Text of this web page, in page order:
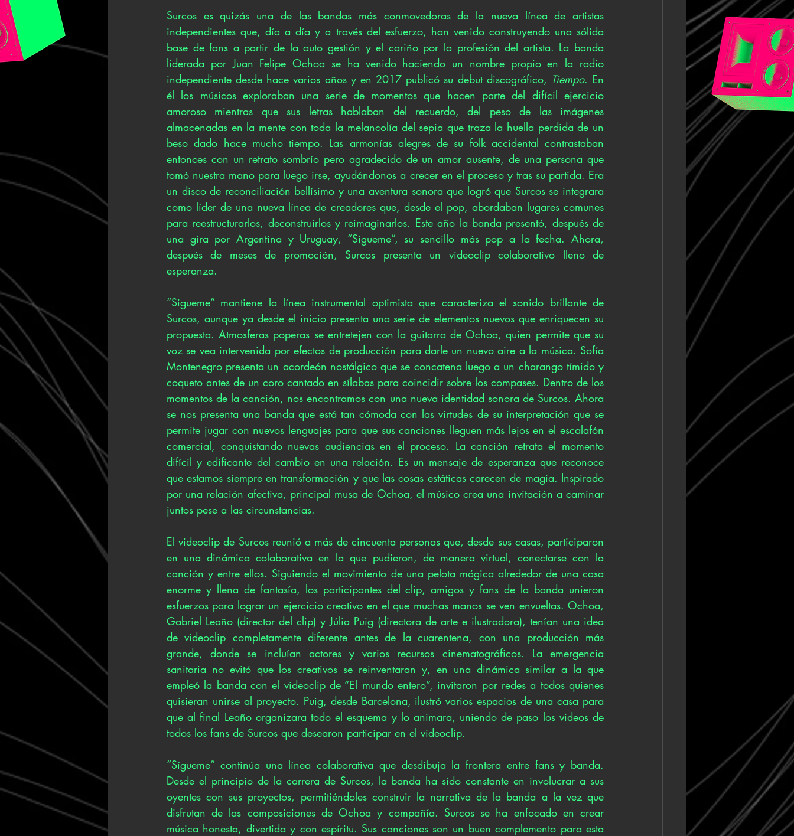
Surcos es quizás una de las bandas más conmovedoras de la nueva línea de artistas
independientes que, día a día y a través del esfuerzo, han venido construyendo una sólida
base de fans a partir de la auto gestión y el cariño por la profesión del artista. La banda
liderada por Juan Felipe Ochoa se ha venido haciendo un nombre propio en la radio
independiente desde hace varios años y en 2017 publicó su debut discográfico, Tiempo. En
él los músicos exploraban una serie de momentos que hacen parte del difícil ejercicio
amoroso mientras que sus letras hablaban del recuerdo, del peso de las imágenes
almacenadas en la mente con toda la melancolía del sepia que traza la huella perdida de un
beso dado hace mucho tiempo. Las armonías alegres de su folk accidental contrastaban
entonces con un retrato sombrío pero agradecido de un amor ausente, de una persona que
tomó nuestra mano para luego irse, ayudándonos a crecer en el proceso y tras su partida. Era
un disco de reconciliación bellísimo y una aventura sonora que logró que Surcos se integrara
como líder de una nueva línea de creadores que, desde el pop, abordaban lugares comunes
para reestructurarlos, deconstruirlos y reimaginarlos. Este año la banda presentó, después de
una gira por Argentina y Uruguay, “Sígueme”, su sencillo más pop a la fecha. Ahora,
después de meses de promoción, Surcos presenta un videoclip colaborativo lleno de
esperanza.
“Sigueme” mantiene la línea instrumental optimista que caracteriza el sonido brillante de
Surcos, aunque ya desde el inicio presenta una serie de elementos nuevos que enriquecen su
propuesta. Atmosferas poperas se entretejen con la guitarra de Ochoa, quien permite que su
voz se vea intervenida por efectos de producción para darle un nuevo aire a la música. Sofía
Montenegro presenta un acordeón nostálgico que se concatena luego a un charango tímido y
coqueto antes de un coro cantado en sílabas para coincidir sobre los compases. Dentro de los
momentos de la canción, nos encontramos con una nueva identidad sonora de Surcos. Ahora
se nos presenta una banda que está tan cómoda con las virtudes de su interpretación que se
permite jugar con nuevos lenguajes para que sus canciones lleguen más lejos en el escalafón
comercial, conquistando nuevas audiencias en el proceso. La canción retrata el momento
difícil y edificante del cambio en una relación. Es un mensaje de esperanza que reconoce
que estamos siempre en transformación y que las cosas estáticas carecen de magia. Inspirado
por una relación afectiva, principal musa de Ochoa, el músico crea una invitación a caminar
juntos pese a las circunstancias.
El videoclip de Surcos reunió a más de cincuenta personas que, desde sus casas, participaron
en una dinámica colaborativa en la que pudieron, de manera virtual, conectarse con la
canción y entre ellos. Siguiendo el movimiento de una pelota mágica alrededor de una casa
enorme y llena de fantasía, los participantes del clip, amigos y fans de la banda unieron
esfuerzos para lograr un ejercicio creativo en el que muchas manos se ven envueltas. Ochoa,
Gabriel Leaño (director del clip) y Júlia Puig (directora de arte e ilustradora), tenían una idea
de videoclip completamente diferente antes de la cuarentena, con una producción más
grande, donde se incluían actores y varios recursos cinematográficos. La emergencia
sanitaria no evitó que los creativos se reinventaran y, en una dinámica similar a la que
empleó la banda con el videoclip de “El mundo entero”, invitaron por redes a todos quienes
quisieran unirse al proyecto. Puig, desde Barcelona, ilustró varios espacios de una casa para
que al final Leaño organizara todo el esquema y lo animara, uniendo de paso los videos de
todos los fans de Surcos que desearon participar en el videoclip.
“Sígueme” continúa una línea colaborativa que desdibuja la frontera entre fans y banda.
Desde el principio de la carrera de Surcos, la banda ha sido constante en involucrar a sus
oyentes con sus proyectos, permitiéndoles construir la narrativa de la banda a la vez que
disfrutan de las composiciones de Ochoa y compañía. Surcos se ha enfocado en crear
música honesta, divertida y con espíritu. Sus canciones son un buen complemento para esta